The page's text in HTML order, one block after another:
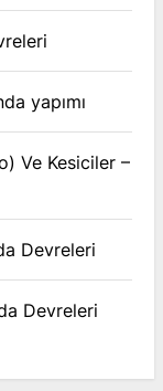
yapımı
Ve Kesiciler –
Devreleri
Devreleri